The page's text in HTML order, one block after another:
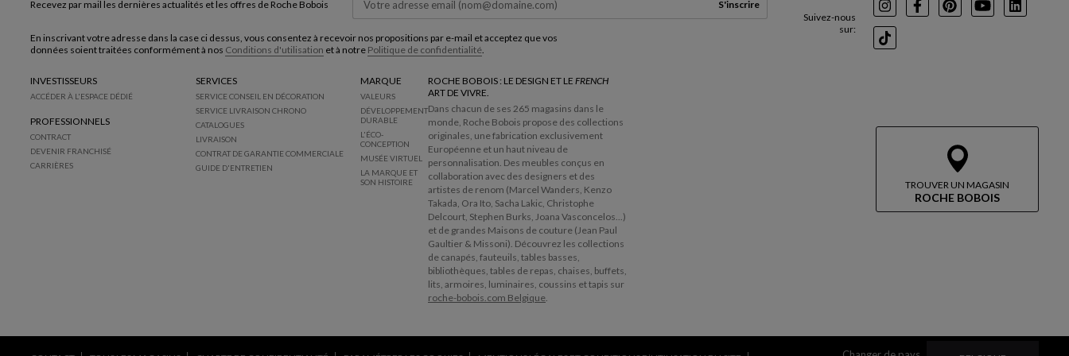
TROUVER UN MAGASIN
ROCHE BOBOIS
Suivez-nous
sur:
InstagramFacebookPinterest
YoutubeLinkedIn
TikTok
Recevez par mail les dernières actualités et les offres de Roche Bobois S'inscrire
En inscrivant votre adresse dans la case ci dessus, vous consentez à recevoir nos propositions par e-mail et acceptez que vos
données soient traitées conformément à nos Conditions d'utilisation et à notre Politique de confidentialité.
INVESTISSEURS
ACCÉDER À L'ESPACE DÉDIÉ
PROFESSIONNELS
CONTRACT
DEVENIR FRANCHISÉ
CARRIÈRES
SERVICES
SERVICE CONSEIL EN DÉCORATION
SERVICE LIVRAISON CHRONO
CATALOGUES
LIVRAISON
CONTRAT DE GARANTIE COMMERCIALE
GUIDE D'ENTRETIEN
MARQUE
VALEURS
DÉVELOPPEMENT
DURABLE
L'ÉCO-
CONCEPTION
MUSÉE VIRTUEL
LA MARQUE ET
SON HISTOIRE
ROCHE BOBOIS : LE DESIGN ET LE FRENCH
ART DE VIVRE.
Dans chacun de ses 265 magasins dans le
monde, Roche Bobois propose des collections
originales, une fabrication exclusivement
Européenne et un haut niveau de
personnalisation. Des meubles conçus en
collaboration avec des designers et des
artistes de renom (Marcel Wanders, Kenzo
Takada, Ora Ito, Sacha Lakic, Christophe
Delcourt, Stephen Burks, Joana Vasconcelos...)
et de grandes Maisons de couture (Jean Paul
Gaultier & Missoni). Découvrez les collections
de canapés, fauteuils, tables basses,
bibliothèques, tables de repas, chaises, buffets,
lits, armoires, luminaires, coussins et tapis sur
roche-bobois.com Belgique.